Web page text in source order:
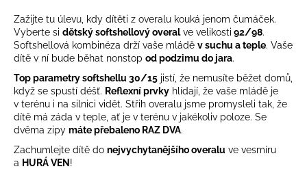
Zažijte tu úlevu, kdy dítěti z overalu kouká jenom čumáček.
Vyberte si dětský softshellový overal ve velikosti 92/98.
Softshellová kombinéza drží vaše mládě v suchu a teple. Vaše
dítě v ní bude běhat nonstop od podzimu do jara.
Top parametry softshellu 30/15 jistí, že nemusíte běžet domů,
když se spustí déšť. Reflexní prvky hlídají, že vaše mládě je
v terénu i na silnici vidět. Střih overalu jsme promysleli tak, že
dítě má záda v teple, ať je v terénu v jakékoliv poloze. Se
dvěma zipy máte přebaleno RAZ DVA.
Zachumlejte dítě do nejvychytanějšího overalu ve vesmíru
a HURÁVEN!
r
e
b
u
j
e
t
e
n